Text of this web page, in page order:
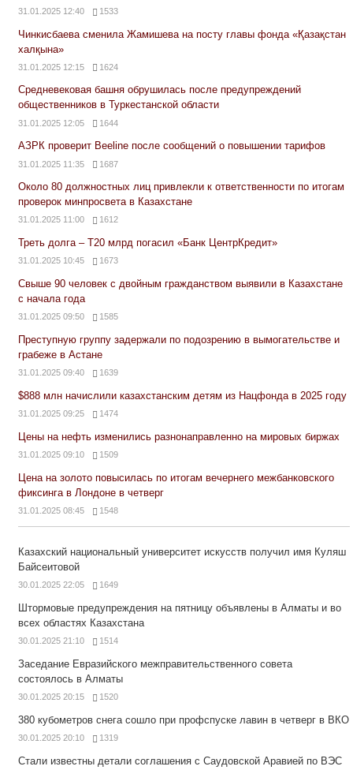
31.01.2025 12:40 1533
Чинкисбаева сменила Жамишева на посту главы фонда «Қазақстан
халқына»
31.01.2025 12:15 1624
Средневековая башня обрушилась после предупреждений
общественников в Туркестанской области
31.01.2025 12:05 1644
АЗРК проверит Beeline после сообщений о повышении тарифов
31.01.2025 11:35 1687
Около 80 должностных лиц привлекли к ответственности по итогам
проверок минпросвета в Казахстане
31.01.2025 11:00 1612
Треть долга – Т20 млрд погасил «Банк ЦентрКредит»
31.01.2025 10:45 1673
Свыше 90 человек с двойным гражданством выявили в Казахстане
с начала года
31.01.2025 09:50 1585
Преступную группу задержали по подозрению в вымогательстве и
грабеже в Астане
31.01.2025 09:40 1639
$888 млн начислили казахстанским детям из Нацфонда в 2025 году
31.01.2025 09:25 1474
Цены на нефть изменились разнонаправленно на мировых биржах
31.01.2025 09:10 1509
Цена на золото повысилась по итогам вечернего межбанковского
фиксинга в Лондоне в четверг
31.01.2025 08:45 1548
Казахский национальный университет искусств получил имя Куляш
Байсеитовой
30.01.2025 22:05 1649
Штормовые предупреждения на пятницу объявлены в Алматы и во
всех областях Казахстана
30.01.2025 21:10 1514
Заседание Евразийского межправительственного совета
состоялось в Алматы
30.01.2025 20:15 1520
380 кубометров снега сошло при профспуске лавин в четверг в ВКО
30.01.2025 20:10 1319
Стали известны детали соглашения с Саудовской Аравией по ВЭС